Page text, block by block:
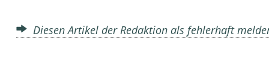
Diesen Artikel der Redaktion als fehlerhaft